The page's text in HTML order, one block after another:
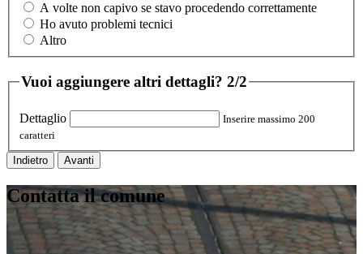
A volte non capivo se stavo procedendo correttamente
Ho avuto problemi tecnici
Altro
Vuoi aggiungere altri dettagli? 2/2
Dettaglio
Inserire massimo 200
caratteri
Indietro Avanti
Contatta il comune